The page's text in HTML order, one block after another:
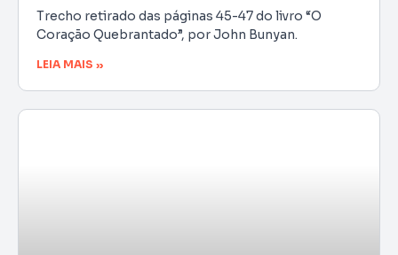
Trecho retirado das páginas 45-47 do livro “O
Coração Quebrantado”, por John Bunyan.
LEIA MAIS »